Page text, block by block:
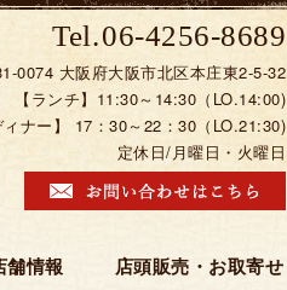
06-4256-8689
0074 大阪府大阪市北区本庄東2-5-32
【ランチ】11:30～14:30（LO.14:00)
ィナー】 17：30～22：30（LO.21:30)
定休日/月曜日・火曜日
舗情報 店頭販売・お取寄せ